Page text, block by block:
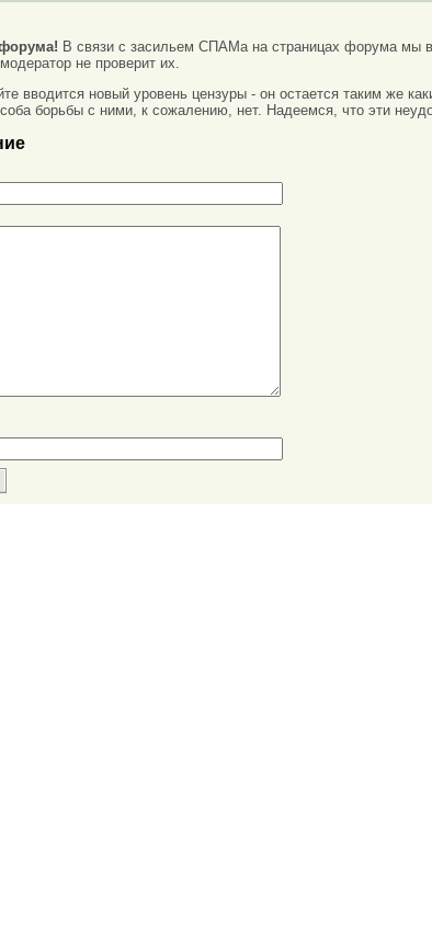
В связи с засильем СПАМа на страницах форума мы
не проверит их.
вводится новый уровень цензуры - он остается таким же
борьбы с ними, к сожалению, нет. Надеемся, что эти